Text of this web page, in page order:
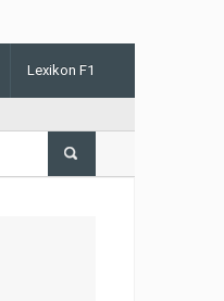
Lexikon F1